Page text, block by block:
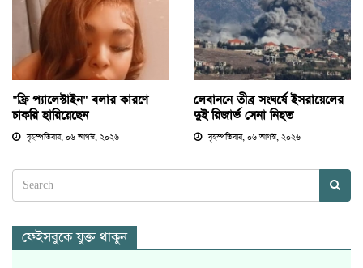
"ফ্রি প্যালেস্টাইন" বলার কারণে
চাকরি হারিয়েছেন
বৃহস্পতিবার, ০৬ আগস্ট, ২০২৬
লেবাননে তীব্র সংঘর্ষে ইসরায়েলের
দুই রিজার্ভ সেনা নিহত
বৃহস্পতিবার, ০৬ আগস্ট, ২০২৬
ফেইসবুকে যুক্ত থাকুন